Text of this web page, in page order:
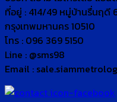
ที่อยู่ : 414/49 หมู่บ้านรื่นฤดี
กรุงเทพมหานคร 10510
โทร : 096 369 5150
Line : @sms98
Email :